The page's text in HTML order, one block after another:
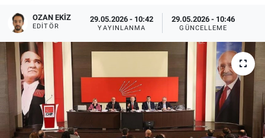
OZAN EKIZ
EDITÖR
29.05.2026 - 10:42
YAYINLANMA
29.05.2026 - 10:46
GÜNCELLEME